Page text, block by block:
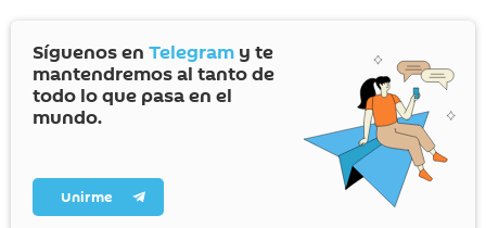
Síguenos en Telegram y te
mantendremos al tanto de
todo lo que pasa en el
mundo.
Unirme